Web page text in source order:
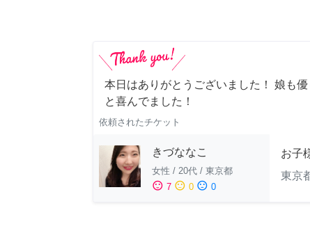
本日はありがとうございました！ 娘も
と喜んでました！
依頼されたチケット
きづななこ
女性 / 20代 / 東京都
sentiment_satisfied 7 sentiment_neutral 0 sentiment_dissatisfied 0
お子
東京